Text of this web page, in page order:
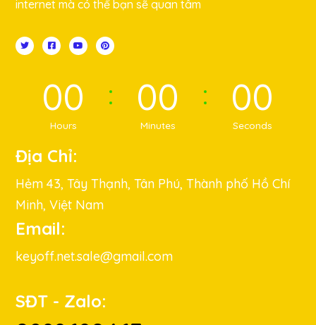
internet mà có thể bạn sẽ quan tâm
00
Hours
00
Minutes
00
Seconds
Địa Chỉ:
Hẻm 43, Tây Thạnh, Tân Phú, Thành phố Hồ Chí
Minh, Việt Nam
Email:
keyoff.net.sale@gmail.com
SĐT - Zalo: